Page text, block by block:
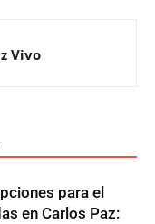
Vivo
para el
en Carlos Paz: